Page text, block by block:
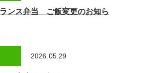
ンス弁当 ご飯変更のお知ら
2026.05.29